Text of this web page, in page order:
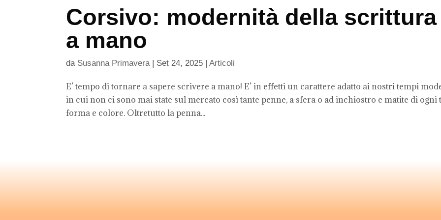
Corsivo: modernità della scrittura
a mano
da Susanna Primavera| Set 24, 2025 |Articoli
E’ tempo di tornare a sapere scrivere a mano! E’ in effetti un carattere adatto ai nostri tempi
in cui non ci sono mai state sul mercato così tante penne, a sfera o ad inchiostro e matite di ogni
forma e colore. Oltretutto la penna...